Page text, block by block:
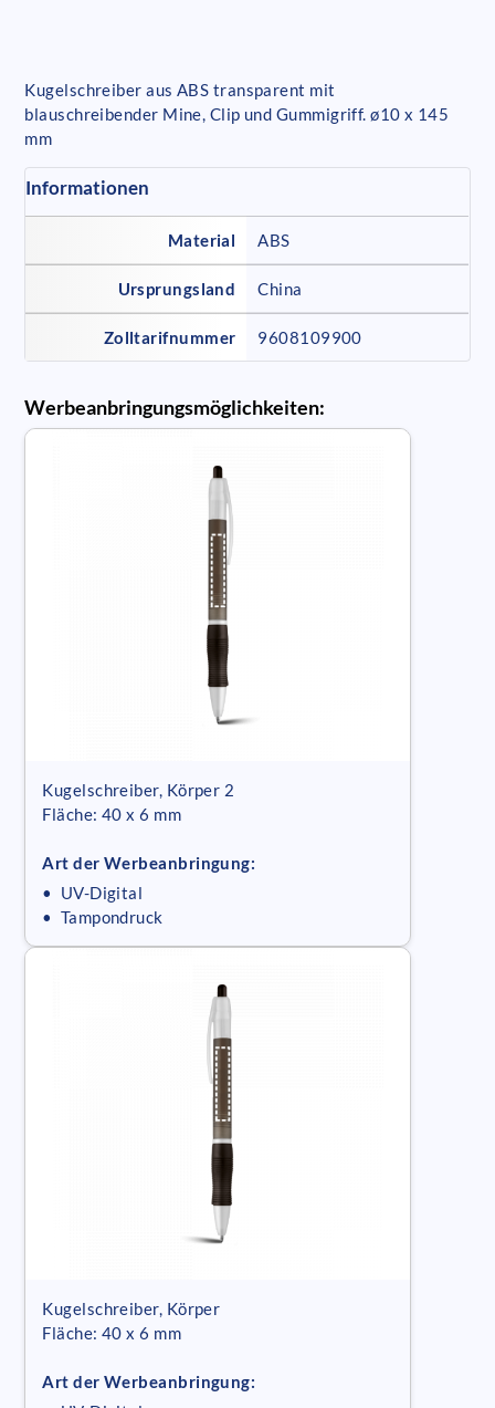
Kugelschreiber aus ABS transparent mit
blauschreibender Mine, Clip und Gummigriff. ø10 x 145
mm
Informationen
Material ABS
Ursprungsland China
Zolltarifnummer 9608109900
Werbeanbringungsmöglichkeiten:
Kugelschreiber, Körper 2
Fläche: 40 x 6 mm
Art der Werbeanbringung:
• UV-Digital
• Tampondruck
Kugelschreiber, Körper
Fläche: 40 x 6 mm
Art der Werbeanbringung: